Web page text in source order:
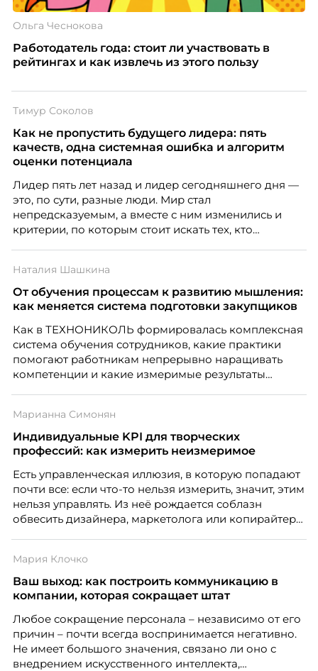
Ольга Чеснокова
Работодатель года: стоит ли участвовать в
рейтингах и как извлечь из этого пользу
Тимур Соколов
Как не пропустить будущего лидера: пять
качеств, одна системная ошибка и алгоритм
оценки потенциала
Лидер пять лет назад и лидер сегодняшнего дня —
это, по сути, разные люди. Мир стал
непредсказуемым, а вместе с ним изменились и
критерии, по которым стоит искать тех, кто
«свадебного генерала», почему стандартные
системы оценки часто упускают самых талантливых
людей и как выявить лидерский потенциал ещё до
Тимур Соколов, ключевой эксперт по
стратегическому развитию и формированию
культуры лидерства в организациях.
Наталия Шашкина
От обучения процессам к развитию мышления:
как меняется система подготовки закупщиков
Как в ТЕХНОНИКОЛЬ формировалась комплексная
система обучения сотрудников, какие практики
помогают работникам непрерывно наращивать
компетенции и какие измеримые результаты
закупкам направления «Минеральная изоляция»
компании ТЕХНОНИКОЛЬ.
Марианна Симонян
Индивидуальные KPI для творческих
профессий: как измерить неизмеримое
Есть управленческая иллюзия, в которую попадают
почти все: если что-то нельзя измерить, значит, этим
нельзя управлять. Из неё рождается соблазн
обвесить дизайнера, маркетолога или копирайтера
Проблема в том, что так мы измеряем не ценность,
а движение. А творческая работа — это тот редкий
случай, где движение и результат могут не
Мария Клочко
Ваш выход: как построить коммуникацию в
компании, которая сокращает штат
Любое сокращение персонала – независимо от его
причин – почти всегда воспринимается негативно.
Не имеет большого значения, связано ли оно с
внедрением искусственного интеллекта,